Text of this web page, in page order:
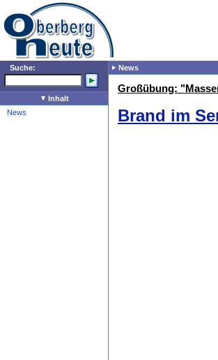
Suche:
Inhalt
News
News
Großübung:
Brand im